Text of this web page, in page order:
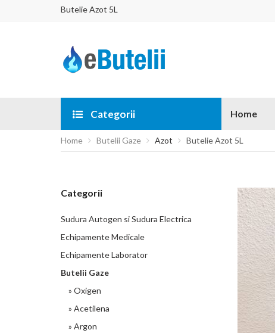
Butelie Azot 5L
Categorii Home
Home Butelii Gaze Azot Butelie Azot 5L
Categorii
Sudura Autogen si Sudura Electrica
Echipamente Medicale
Echipamente Laborator
Butelii Gaze
» Oxigen
» Acetilena
» Argon